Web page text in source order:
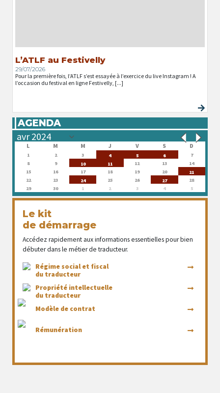
L’ATLF au Festivelly
29/07/2026
Pour la première fois, l’ATLF s’est essayée à l’exercice du live Instagram ! A
l’occasion du festival en ligne Festivelly, [...]
AGENDA
L M M J V S D
1 2 3 4 5 6
7
8
9 10 11 12 13
14
15
16 17 18 19 20
21
22
23 24 25 26 27
28
29
30 1 2 3 4 5
Le kit
de démarrage
Accédez rapidement aux informations essentielles pour bien
débuter dans le métier de traducteur.
Régime social et fiscal
du traducteur
Propriété intellectuelle
du traducteur
Modèle de contrat
Rémunération